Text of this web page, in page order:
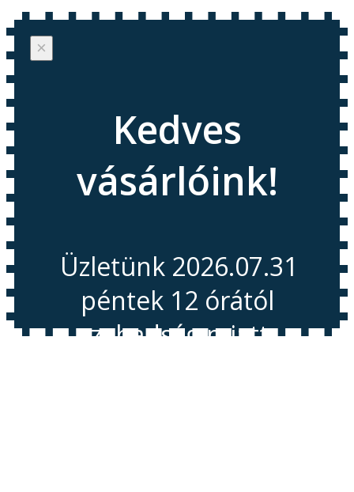
×
Kedves
vásárlóink!
Üzletünk 2026.07.31
péntek 12 órától
szabadság miatt